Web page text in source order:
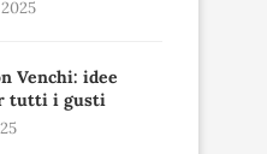
Venchi: idee
tutti i gusti